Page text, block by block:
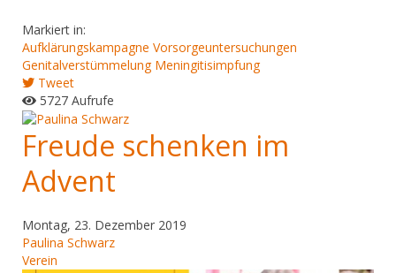
Markiert in:
Aufklärungskampagne Vorsorgeuntersuchungen
Genitalverstümmelung Meningitisimpfung
Tweet
5727 Aufrufe
Freude schenken im
Advent
Montag, 23. Dezember 2019
Paulina Schwarz
Verein